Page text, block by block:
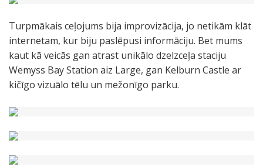
Turpmākais ceļojums bija improvizācija, jo netikām klāt
internetam, kur biju paslēpusi informāciju. Bet mums
kaut kā veicās gan atrast unikālo dzelzceļa staciju
Wemyss Bay Station aiz Large, gan Kelburn Castle ar
kičīgo vizuālo tēlu un mežonīgo parku.